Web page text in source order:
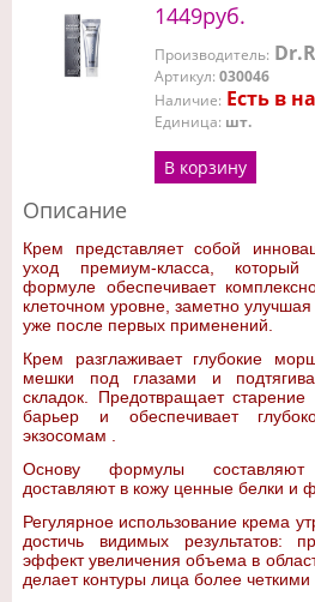
1449руб.
Производитель:
Артикул: 030046
Наличие: Есть в
Единица: шт.
В корзину
Описание
Крем представляет собой
уход премиум-класса, который
формуле обеспечивает
клеточном уровне, заметно улучшая
уже после первых применений.
Крем разглаживает глубокие
мешки под глазами и
складок. Предотвращает
барьер и обеспечивает
экзосомам .
Основу формулы составляют
доставляют в кожу ценные белки и
Регулярное использование крема
достичь видимых результатов:
эффект увеличения объема в
делает контуры лица более